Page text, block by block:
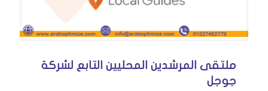
ملتقى المرشدين المحليين التابع لشركة
جوجل